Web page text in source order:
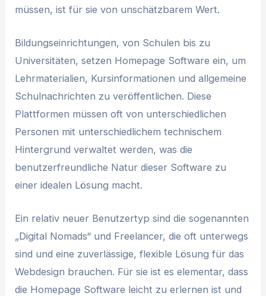
müssen, ist für sie von unschätzbarem Wert.
Bildungseinrichtungen, von Schulen bis zu
Universitäten, setzen Homepage Software ein, um
Lehrmaterialien, Kursinformationen und allgemeine
Schulnachrichten zu veröffentlichen. Diese
Plattformen müssen oft von unterschiedlichen
Personen mit unterschiedlichem technischem
Hintergrund verwaltet werden, was die
benutzerfreundliche Natur dieser Software zu
einer idealen Lösung macht.
Ein relativ neuer Benutzertyp sind die sogenannten
„Digital Nomads“ und Freelancer, die oft unterwegs
sind und eine zuverlässige, flexible Lösung für das
Webdesign brauchen. Für sie ist es elementar, dass
die Homepage Software leicht zu erlernen ist und